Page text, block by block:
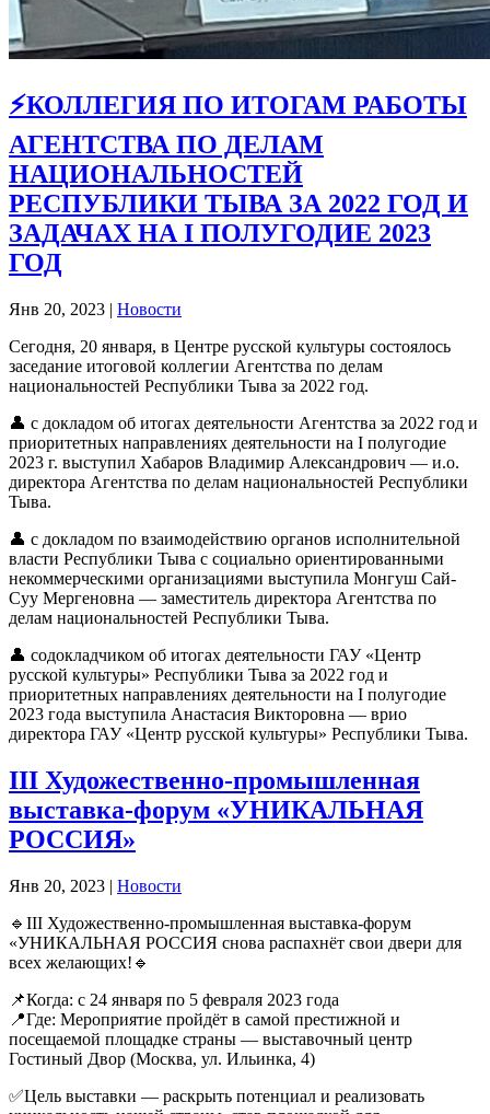
⚡КОЛЛЕГИЯ ПО ИТОГАМ РАБОТЫ
АГЕНТСТВА ПО ДЕЛАМ
НАЦИОНАЛЬНОСТЕЙ
РЕСПУБЛИКИ ТЫВА ЗА 2022 ГОД И
ЗАДАЧАХ НА I ПОЛУГОДИЕ 2023
ГОД
Янв 20, 2023 | Новости
Сегодня, 20 января, в Центре русской культуры состоялось
заседание итоговой коллегии Агентства по делам
национальностей Республики Тыва за 2022 год.
👤 с докладом об итогах деятельности Агентства за 2022 год и
приоритетных направлениях деятельности на I полугодие
2023 г. выступил Хабаров Владимир Александрович — и.о.
директора Агентства по делам национальностей Республики
Тыва.
👤 с докладом по взаимодействию органов исполнительной
власти Республики Тыва с социально ориентированными
некоммерческими организациями выступила Монгуш Сай-
Суу Мергеновна — заместитель директора Агентства по
делам национальностей Республики Тыва.
👤 содокладчиком об итогах деятельности ГАУ «Центр
русской культуры» Республики Тыва за 2022 год и
приоритетных направлениях деятельности на I полугодие
2023 года выступила Анастасия Викторовна — врио
директора ГАУ «Центр русской культуры» Республики Тыва.
III Художественно-промышленная
выставка-форум «УНИКАЛЬНАЯ
РОССИЯ»
Янв 20, 2023 | Новости
🔹III Художественно-промышленная выставка-форум
«УНИКАЛЬНАЯ РОССИЯ снова распахнёт свои двери для
всех желающих!🔹
📌Когда: с 24 января по 5 февраля 2023 года
📍Где: Мероприятие пройдёт в самой престижной и
посещаемой площадке страны — выставочный центр
Гостиный Двор (Москва, ул. Ильинка, 4)
✅Цель выставки — раскрыть потенциал и реализовать